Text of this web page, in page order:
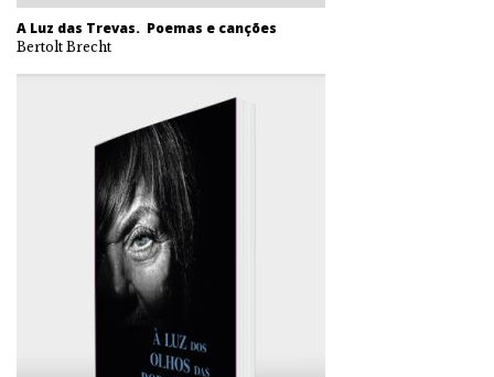
A Luz das Trevas. Poemas e canções
Bertolt Brecht